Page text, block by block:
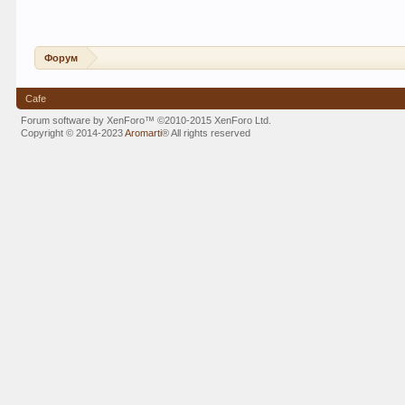
Форум
Cafe
Forum software by XenForo™©2010-2015 XenForo Ltd.
Copyright © 2014-2023Aromarti®All rights reserved